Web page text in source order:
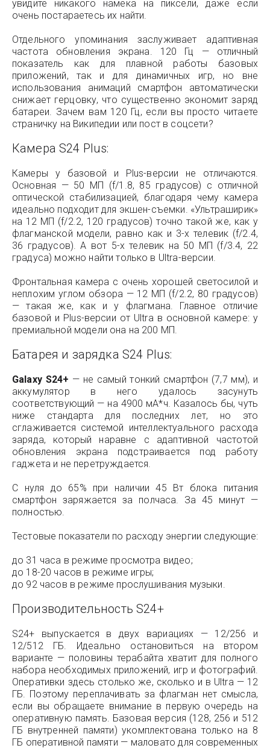
увидите никакого намека на пиксели, даже если
очень постараетесь их найти.
Отдельного упоминания заслуживает адаптивная
частота обновления экрана. 120 Гц — отличный
показатель как для плавной работы базовых
приложений, так и для динамичных игр, но вне
использования анимаций смартфон автоматически
снижает герцовку, что существенно экономит заряд
батареи. Зачем вам 120 Гц, если вы просто читаете
страничку на Википедии или пост в соцсети?
Камера S24 Plus:
Камеры у базовой и Plus-версии не отличаются.
Основная — 50 МП (f/1.8, 85 градусов) с отличной
оптической стабилизацией, благодаря чему камера
идеально подходит для экшен-съемки. «Ультраширик»
на 12 МП (f/2.2, 120 градусов) точно такой же, как у
флагманской модели, равно как и 3-х телевик (f/2.4,
36 градусов). А вот 5-х телевик на 50 МП (f/3.4, 22
градуса) можно найти только в Ultra-версии.
Фронтальная камера с очень хорошей светосилой и
неплохим углом обзора — 12 МП (f/2.2, 80 градусов)
— такая же, как и у флагмана. Главное отличие
базовой и Plus-версии от Ultra в основной камере: у
премиальной модели она на 200 МП.
Батарея и зарядка S24 Plus:
Galaxy S24+ — не самый тонкий смартфон (7,7 мм), и
аккумулятор в него удалось засунуть
соответствующий — на 4900 мА*ч. Казалось бы, чуть
ниже стандарта для последних лет, но это
сглаживается системой интеллектуального расхода
заряда, который наравне с адаптивной частотой
обновления экрана подстраивается под работу
гаджета и не перетруждается.
С нуля до 65% при наличии 45 Вт блока питания
смартфон заряжается за полчаса. За 45 минут —
полностью.
Тестовые показатели по расходу энергии следующие:
до 31 часа в режиме просмотра видео;
до 18-20 часов в режиме игры;
до 92 часов в режиме прослушивания музыки.
Производительность S24+
S24+ выпускается в двух вариациях — 12/256 и
12/512 ГБ. Идеально остановиться на втором
варианте — половины терабайта хватит для полного
набора необходимых приложений, игр и фотографий.
Оперативки здесь столько же, сколько и в Ultra — 12
ГБ. Поэтому переплачивать за флагман нет смысла,
если вы обращаете внимание в первую очередь на
оперативную память. Базовая версия (128, 256 и 512
ГБ внутренней памяти) укомплектована только на 8
ГБ оперативной памяти — маловато для современных